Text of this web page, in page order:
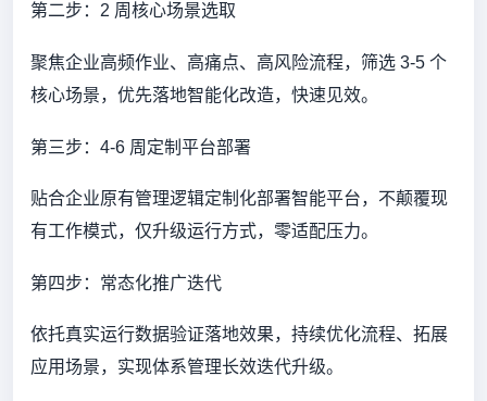
第二步：2 周核心场景选取
聚焦企业高频作业、高痛点、高风险流程，筛选 3-5 个
核心场景，优先落地智能化改造，快速见效。
第三步：4-6 周定制平台部署
贴合企业原有管理逻辑定制化部署智能平台，不颠覆现
有工作模式，仅升级运行方式，零适配压力。
第四步：常态化推广迭代
依托真实运行数据验证落地效果，持续优化流程、拓展
应用场景，实现体系管理长效迭代升级。